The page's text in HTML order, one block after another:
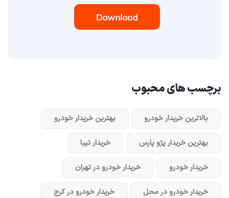
برچسب های محبوب
بالاترین خریدار خودرو بهترین خریدار خودرو
بهترین خریدار پژو پارس خریدار تیبا
خریدار خودرو خریدار خودرو در تهران
خریدار خودرو در محل خریدار خودرو در کرج